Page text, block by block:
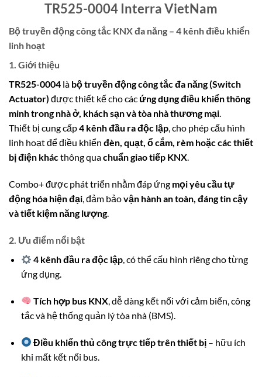
TR525-0004 Interra VietNam
Bộ truyền động công tắc KNX đa năng – 4 kênh điều khiển
linh hoạt
1. Giới thiệu
TR525-0004 là bộ truyền động công tắc đa năng (Switch
Actuator) được thiết kế cho các ứng dụng điều khiển thông
minh trong nhà ở, khách sạn và tòa nhà thương mại.
Thiết bị cung cấp4 kênh đầu ra độc lập, cho phép cấu hình
linh hoạt để điều khiển đèn, quạt, ổ cắm, rèm hoặc các thiết
bị điện khácthông quachuẩn giao tiếp KNX.
Combo+ được phát triển nhằm đáp ứng mọi yêu cầu tự
động hóa hiện đại, đảm bảovận hành an toàn, đáng tin cậy
và tiết kiệm năng lượng.
2. Ưu điểm nổi bật
4 kênh đầu ra độc lập, có thể cấu hình riêng cho từng
ứng dụng.
Tích hợp bus KNX , dễ dàng kết nối với cảm biến, công
tắc và hệ thống quản lý tòa nhà (BMS).
Điều khiển thủ công trực tiếp trên thiết bị – hữu ích
khi mất kết nối bus.